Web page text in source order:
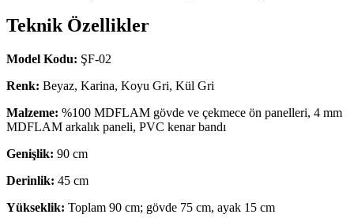
Teknik Özellikler
Model Kodu: ŞF-02
Renk: Beyaz, Karina, Koyu Gri, Kül Gri
Malzeme: %100 MDFLAM gövde ve çekmece ön panelleri, 4 mm
MDFLAM arkalık paneli, PVC kenar bandı
Genişlik: 90 cm
Derinlik: 45 cm
Yükseklik: Toplam 90 cm; gövde 75 cm, ayak 15 cm